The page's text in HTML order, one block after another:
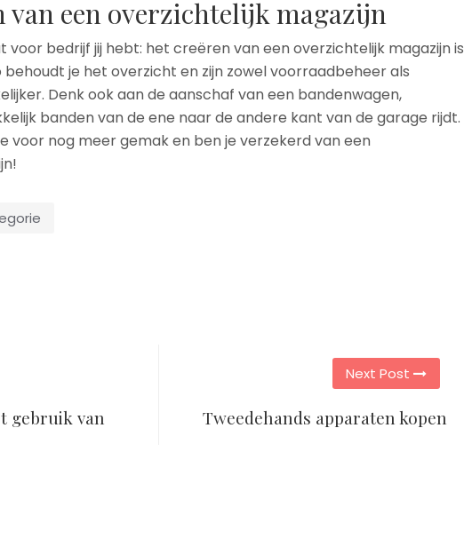
van een overzichtelijk magazijn
voor bedrijf jij hebt: het creëren van een overzichtelijk magazijn is
behoudt je het overzicht en zijn zowel voorraadbeheer als
Denk ook aan de aanschaf van een bandenwagen,
banden van de ene naar de andere kant van de garage rijdt.
voor nog meer gemak en ben je verzekerd van een
gebruik van
Next Post
Tweedehands apparaten kopen